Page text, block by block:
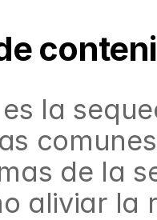
es la
de la
aliviar la